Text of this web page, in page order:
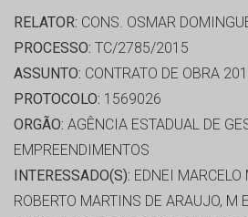
RELATOR: CONS. OSMAR
PROCESSO: TC/2785/2015
ASSUNTO: CONTRATO DE OBRA
PROTOCOLO: 1569026
ORGÃO: AGÊNCIA ESTADUAL DE
EMPREENDIMENTOS
INTERESSADO(S): EDNEI
ROBERTO MARTINS DE ARAUJO, M